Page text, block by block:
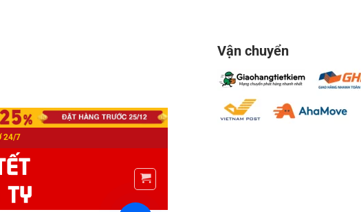
Vận chuyển